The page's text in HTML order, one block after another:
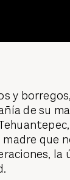
y
de su
que
la